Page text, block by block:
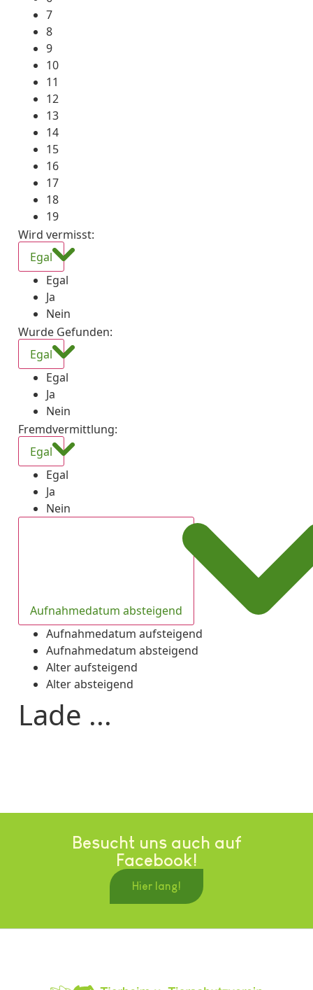
7
8
9
10
11
12
13
14
15
16
17
18
19
Wird vermisst:
Egal
Egal
Ja
Nein
Wurde Gefunden:
Egal
Egal
Ja
Nein
Fremdvermittlung:
Egal
Egal
Ja
Nein
Aufnahmedatum absteigend
Aufnahmedatum aufsteigend
Aufnahmedatum absteigend
Alter aufsteigend
Alter absteigend
Lade ...
Besucht uns auch auf
Facebook!
Hier lang!